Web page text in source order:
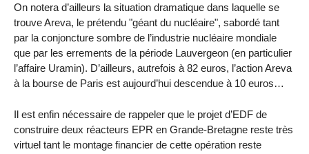
On notera d’ailleurs la situation dramatique dans laquelle se
trouve Areva, le prétendu "géant du nucléaire", sabordé tant
par la conjoncture sombre de l’industrie nucléaire mondiale
que par les errements de la période Lauvergeon (en particulier
l’affaire Uramin). D’ailleurs, autrefois à 82 euros, l’action Areva
à la bourse de Paris est aujourd’hui descendue à 10 euros…
Il est enfin nécessaire de rappeler que le projet d’EDF de
construire deux réacteurs EPR en Grande-Bretagne reste très
virtuel tant le montage financier de cette opération reste